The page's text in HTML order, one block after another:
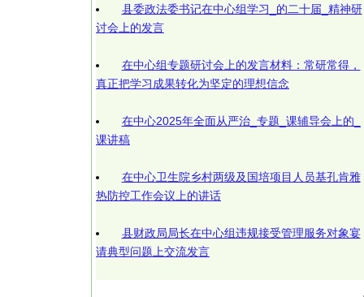
县委政法委书记在中心组学习_的二十届_精神研
讨会上的发言
在中心组专题研讨会上的发言材料：常研常得，
真正把学习成果转化为坚定的理想信念
在中心2025年全面从严治_专题_课辅导会上的_
课讲稿
在中心卫生院乡村两级及国培项目人员基孔肯雅
热防控工作会议上的讲话
县财政局局长在中心组违规接受管理服务对象宴
请典型问题上交流发言